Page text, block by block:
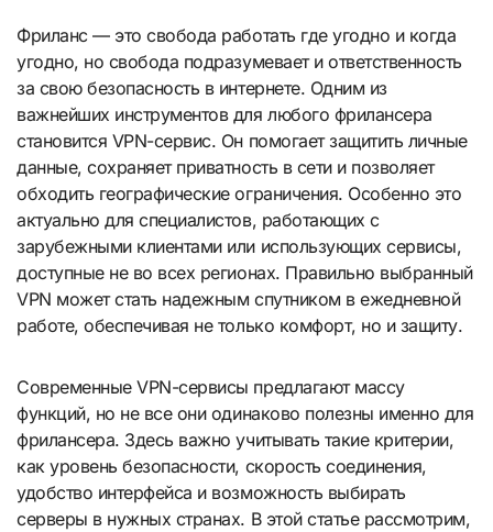
Фриланс — это свобода работать где угодно и когда
угодно, но свобода подразумевает и ответственность
за свою безопасность в интернете. Одним из
важнейших инструментов для любого фрилансера
становится VPN-сервис. Он помогает защитить личные
данные, сохраняет приватность в сети и позволяет
обходить географические ограничения. Особенно это
актуально для специалистов, работающих с
зарубежными клиентами или использующих сервисы,
доступные не во всех регионах. Правильно выбранный
VPN может стать надежным спутником в ежедневной
работе, обеспечивая не только комфорт, но и защиту.
Современные VPN-сервисы предлагают массу
функций, но не все они одинаково полезны именно для
фрилансера. Здесь важно учитывать такие критерии,
как уровень безопасности, скорость соединения,
удобство интерфейса и возможность выбирать
серверы в нужных странах. В этой статье рассмотрим,